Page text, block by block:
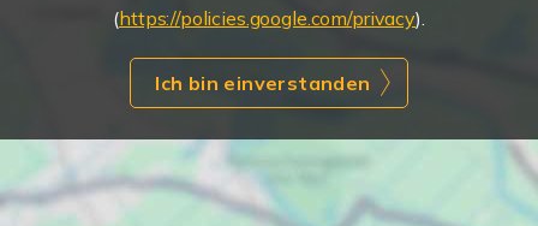
(https://policies.google.com/privacy).
Ich bin einverstanden